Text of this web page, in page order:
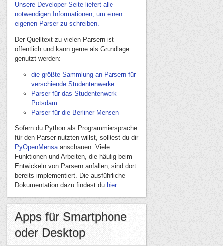
Unsere Developer-Seite liefert alle
notwendigen Informationen, um einen
eigenen Parser zu schreiben.
Der Quelltext zu vielen Parsern ist
öffentlich und kann gerne als Grundlage
genutzt werden:
die größte Sammlung an Parsern für
verschiende Studentenwerke
Parser für das Studentenwerk
Potsdam
Parser für die Berliner Mensen
Sofern du Python als Programmiersprache
für den Parser nutzten willst, solltest du dir
PyOpenMensaanschauen. Viele
Funktionen und Arbeiten, die häufig beim
Entwickeln von Parsern anfallen, sind dort
bereits implementiert. Die ausführliche
Dokumentation dazu findest du hier.
Apps für Smartphone
oder Desktop